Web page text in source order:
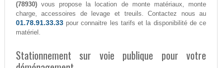
(78930)vous propose la location de monte matériaux, monte
charge, accessoires de levage et treuils. Contactez nous au
01.78.91.33.33 pour connaitre les tarifs et la disponibilité de ce
matériel.
Stationnement sur voie publique pour votre